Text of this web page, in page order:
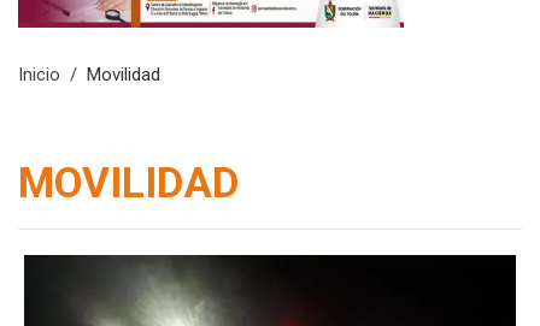
Inicio Movilidad
MOVILIDAD